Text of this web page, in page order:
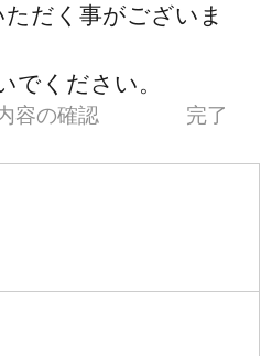
だく事がございま
でください。
容の確認 完了